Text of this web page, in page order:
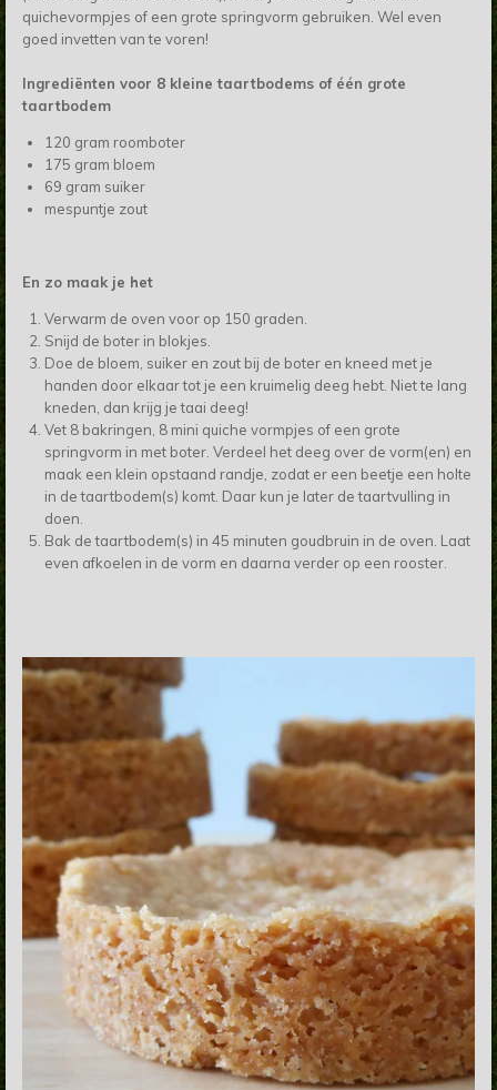
quichevormpjes of een grote springvorm gebruiken. Wel even
goed invetten van te voren!
Ingrediënten voor 8 kleine taartbodems of één grote
taartbodem
120 gram roomboter
175 gram bloem
69 gram suiker
mespuntje zout
En zo maak je het
Verwarm de oven voor op 150 graden.
Snijd de boter in blokjes.
Doe de bloem, suiker en zout bij de boter en kneed met je
handen door elkaar tot je een kruimelig deeg hebt. Niet te lang
kneden, dan krijg je taai deeg!
Vet 8 bakringen, 8 mini quiche vormpjes of een grote
springvorm in met boter. Verdeel het deeg over de vorm(en) en
maak een klein opstaand randje, zodat er een beetje een holte
in de taartbodem(s) komt. Daar kun je later de taartvulling in
doen.
Bak de taartbodem(s) in 45 minuten goudbruin in de oven. Laat
even afkoelen in de vorm en daarna verder op een rooster.